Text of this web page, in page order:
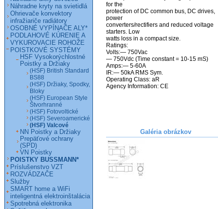
for the
protection of DC common bus, DC drives,
power
converters/rectifiers and reduced voltage
starters. Low
watts loss in a compact size.
Ratings:
Volts:— 750Vac
— 750Vdc (Time constant = 10-15 mS)
Amps:— 5-60A
IR:— 50kA RMS Sym.
Operating Class: aR
Galéria obrázkov
Náhradne kryty na svietidlá
Ohrievače konvektory
infražiariče radiátory
OSOBNÉ VYPÍNAČE ALY*
PODLAHOVÉ KÚRENIE A
VYKUROVACIE ROHOŽE
POISTKOVÉ SYSTÉMY
HSF Vysokorýchlostné
Poistky a Držiaky
(HSF) British Standard
BS88
(HSF) Držiaky, Spodky,
Bloky
(HSF) European Style
Štvorhranné
(HSF) Fotovoltické
(HSF) Severoamerické
(HSF) Valcové
NN Poistky a Držiaky
Prepäťové ochrany
(SPD)
VN Poistky
POISTKY BUSSMANN*
Príslušenstvo VZT
ROZVÁDZAČE
Služby
SMART home a WiFi
inteligentná elektroinštalácia
Spotrebná elektronika